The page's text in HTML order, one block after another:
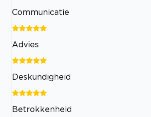
Communicatie
Advies
Deskundigheid
Betrokkenheid